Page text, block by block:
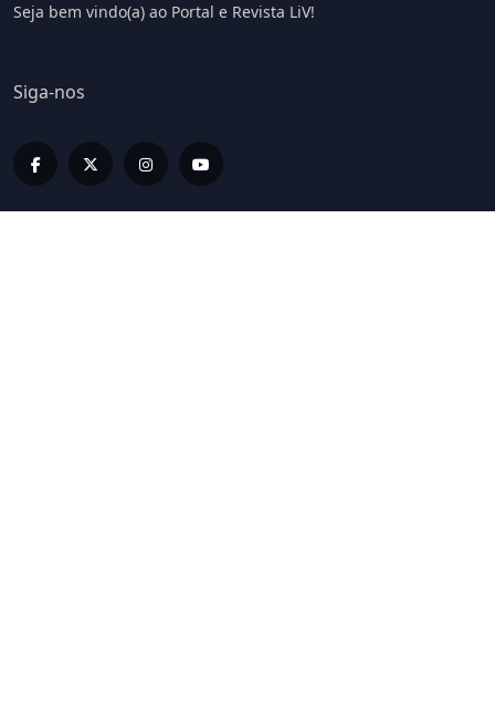
Seja bem vindo(a) ao Portal e Revista LiV!
Siga-nos